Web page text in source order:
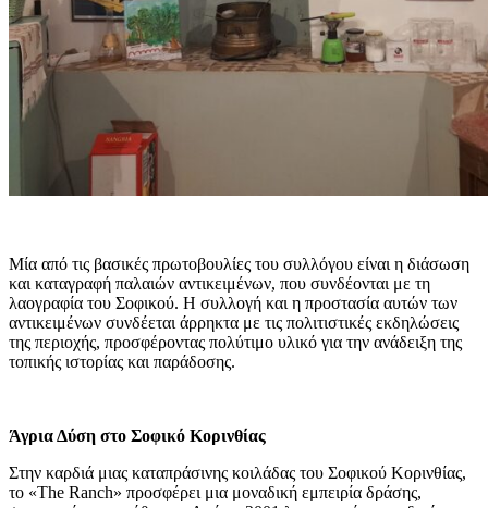
Μία από τις βασικές πρωτοβουλίες του συλλόγου είναι η διάσωση
και καταγραφή παλαιών αντικειμένων, που συνδέονται με τη
λαογραφία του Σοφικού. Η συλλογή και η προστασία αυτών των
αντικειμένων συνδέεται άρρηκτα με τις πολιτιστικές εκδηλώσεις
της περιοχής, προσφέροντας πολύτιμο υλικό για την ανάδειξη της
τοπικής ιστορίας και παράδοσης.
Άγρια Δύση στο Σοφικό Κορινθίας
Στην καρδιά μιας καταπράσινης κοιλάδας του Σοφικού Κορινθίας,
το «The Ranch» προσφέρει μια μοναδική εμπειρία δράσης,